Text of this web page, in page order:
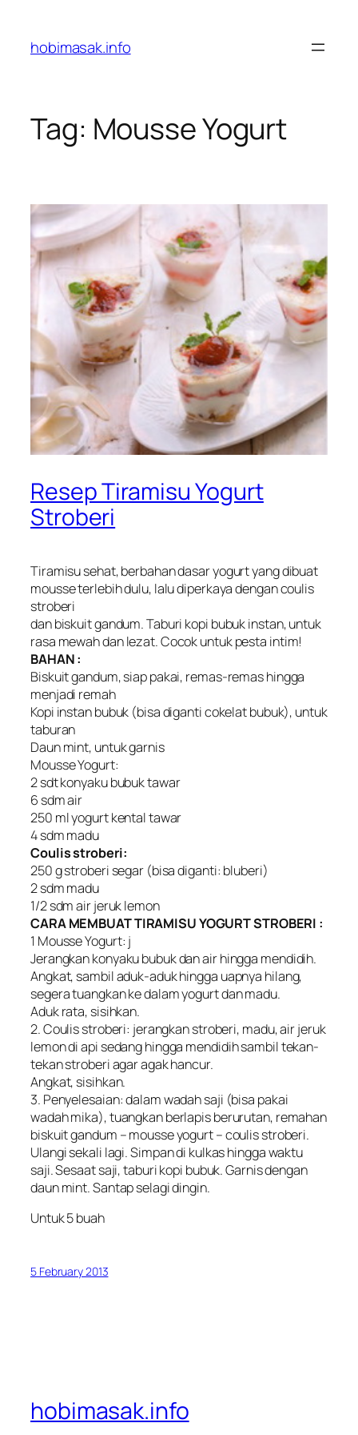
content
hobimasak.info
Tag: Mousse Yogurt
Resep Tiramisu Yogurt
Stroberi
Tiramisu sehat, berbahan dasar yogurt yang dibuat
mousse terlebih dulu, lalu diperkaya dengan coulis
stroberi
dan biskuit gandum. Taburi kopi bubuk instan, untuk
rasa mewah dan lezat. Cocok untuk pesta intim!
BAHAN :
Biskuit gandum, siap pakai, remas-remas hingga
menjadi remah
Kopi instan bubuk (bisa diganti cokelat bubuk), untuk
taburan
Daun mint, untuk garnis
Mousse Yogurt:
2 sdt konyaku bubuk tawar
6 sdm air
250 ml yogurt kental tawar
4 sdm madu
Coulis stroberi:
250 g stroberi segar (bisa diganti: bluberi)
2 sdm madu
1/2 sdm air jeruk lemon
CARA MEMBUAT TIRAMISU YOGURT STROBERI :
1 Mousse Yogurt: j
Jerangkan konyaku bubuk dan air hingga mendidih.
Angkat, sambil aduk-aduk hingga uapnya hilang,
segera tuangkan ke dalam yogurt dan madu.
Aduk rata, sisihkan.
2. Coulis stroberi: jerangkan stroberi, madu, air jeruk
lemon di api sedang hingga mendidih sambil tekan-
tekan stroberi agar agak hancur.
Angkat, sisihkan.
3. Penyelesaian: dalam wadah saji (bisa pakai
wadah mika), tuangkan berlapis berurutan, remahan
biskuit gandum – mousse yogurt – coulis stroberi.
Ulangi sekali lagi. Simpan di kulkas hingga waktu
saji. Sesaat saji, taburi kopi bubuk. Garnis dengan
daun mint. Santap selagi dingin.
Untuk 5 buah
5 February 2013
hobimasak.info